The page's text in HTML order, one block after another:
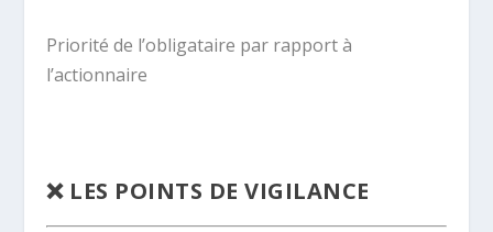
Priorité de l’obligataire par rapport à
l’actionnaire
❌ LES POINTS DE VIGILANCE